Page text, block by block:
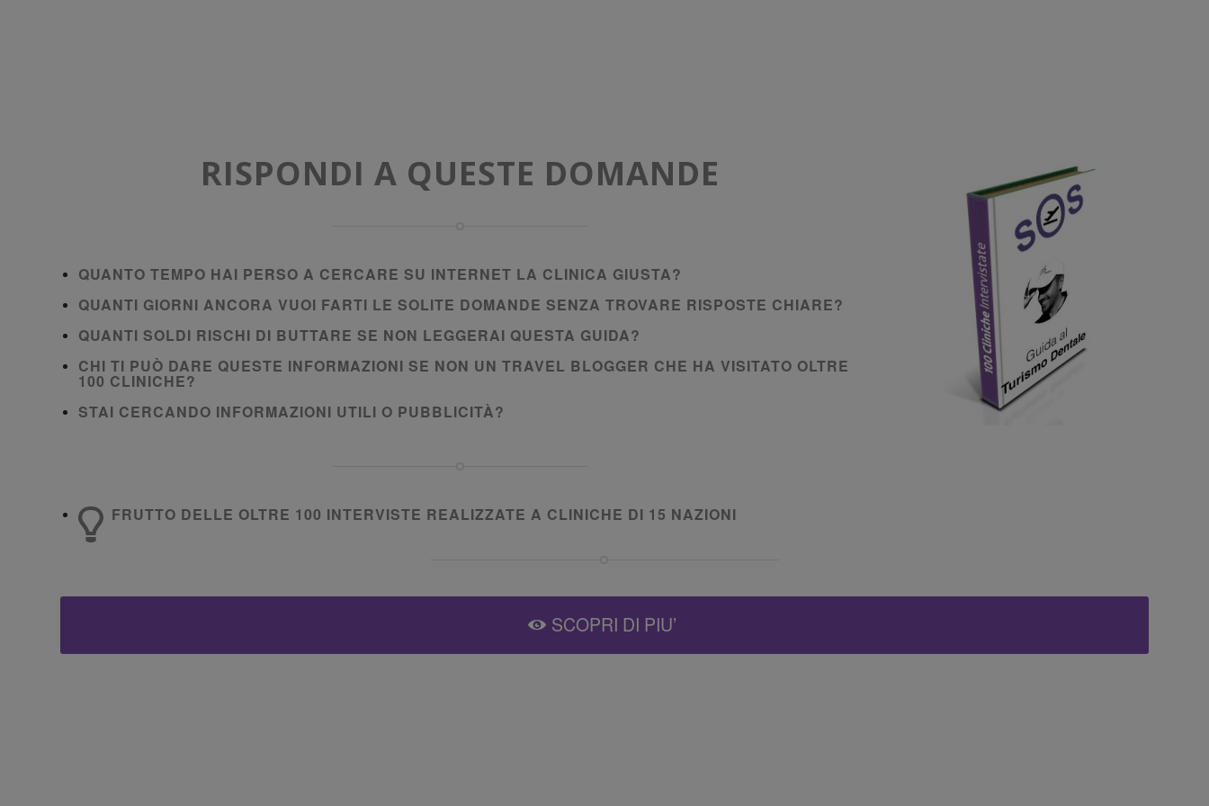
RISPONDI A QUESTE DOMANDE
QUANTO TEMPO HAI PERSO A CERCARE SU INTERNET LA CLINICA GIUSTA?
QUANTI GIORNI ANCORA VUOI FARTI LE SOLITE DOMANDE SENZA TROVARE RISPOSTE CHIARE?
QUANTI SOLDI RISCHI DI BUTTARE SE NON LEGGERAI QUESTA GUIDA?
CHI TI PUÒ DARE QUESTE INFORMAZIONI SE NON UN TRAVEL BLOGGER CHE HA VISITATO OLTRE
100 CLINICHE?
STAI CERCANDO INFORMAZIONI UTILI O PUBBLICITÀ?
FRUTTO DELLE OLTRE 100 INTERVISTE REALIZZATE A CLINICHE DI 15 NAZIONI
SCOPRI DI PIU’